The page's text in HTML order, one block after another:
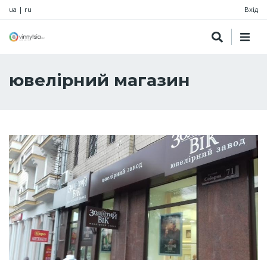
ua | ru Вхід
ювелірний магазин